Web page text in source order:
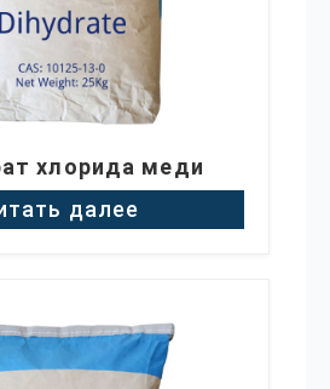
хлорида меди
далее